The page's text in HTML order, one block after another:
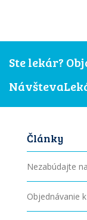
Ste lekár?
Články
Nezabúdajte
Objednávanie